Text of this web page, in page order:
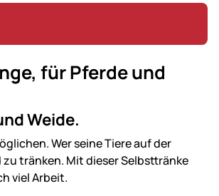
für Pferde und
Weide.
Wer seine Tiere auf der
tränken. Mit dieser Selbsttränke
viel Arbeit.